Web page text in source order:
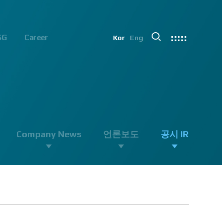
Kor Eng
Career
Company News 언론보도 공시 IR